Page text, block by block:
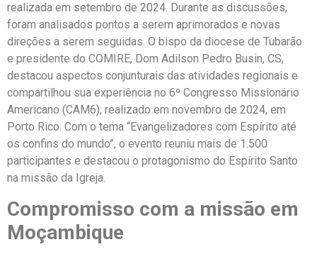
realizada em setembro de 2024. Durante as discussões,
foram analisados pontos a serem aprimorados e novas
direções a serem seguidas. O bispo da diocese de Tubarão
e presidente do COMIRE, Dom Adilson Pedro Busin, CS,
destacou aspectos conjunturais das atividades regionais e
compartilhou sua experiência no 6º Congresso Missionário
Americano (CAM6), realizado em novembro de 2024, em
Porto Rico. Com o tema “Evangelizadores com Espírito até
os confins do mundo”, o evento reuniu mais de 1.500
participantes e destacou o protagonismo do Espírito Santo
na missão da Igreja.
Compromisso com a missão em
Moçambique